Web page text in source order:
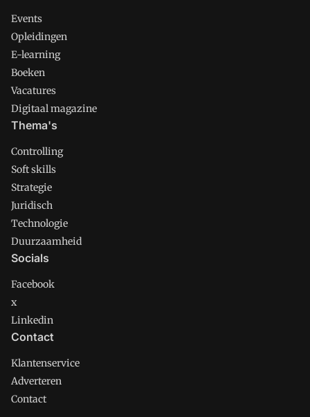
Events
Opleidingen
E-learning
Boeken
Vacatures
Digitaal magazine
Thema's
Controlling
Soft skills
Strategie
Juridisch
Technologie
Duurzaamheid
Socials
Facebook
x
Linkedin
Contact
Klantenservice
Adverteren
Contact